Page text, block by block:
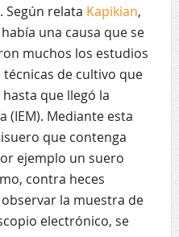
Según relata Kapikian,
una causa que se
muchos los estudios
de cultivo que
que llegó la
Mediante esta
que contenga
ejemplo un suero
contra heces
la muestra de
electrónico, se